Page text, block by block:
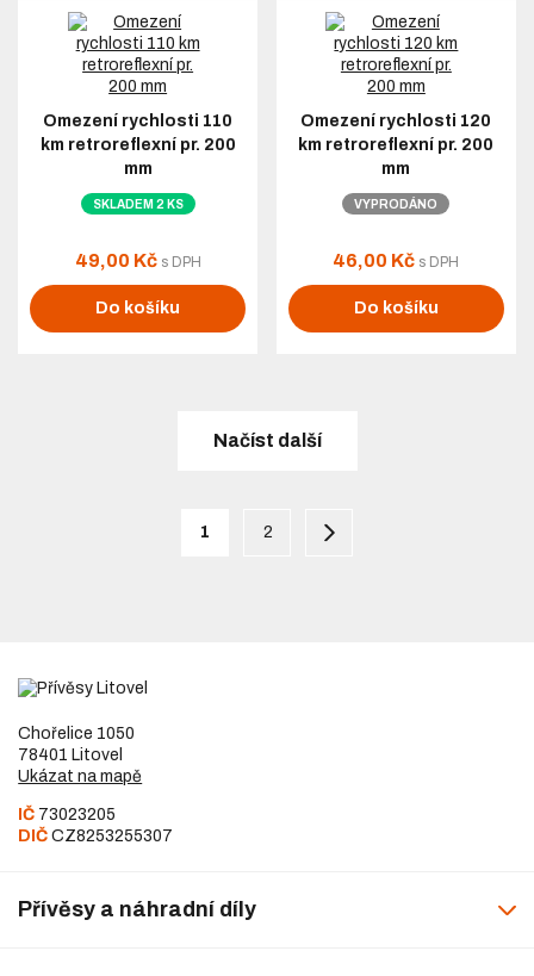
Omezení rychlosti 110
km retroreflexní pr. 200
mm
SKLADEM 2 KS
49,00 Kč s DPH
Do košíku
Omezení rychlosti 120
km retroreflexní pr. 200
mm
VYPRODÁNO
46,00 Kč s DPH
Do košíku
Načíst další
1 2
Chořelice 1050
78401 Litovel
Ukázat na mapě
IČ 73023205
DIČ CZ8253255307
Přívěsy a náhradní díly